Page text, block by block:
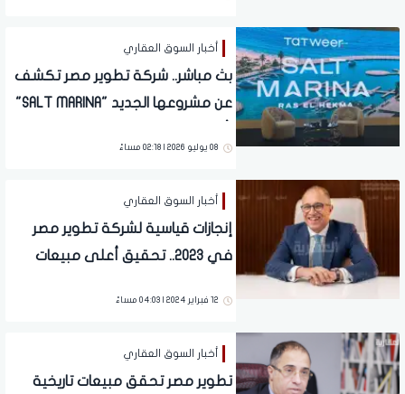
أخبار السوق العقاري
بث مباشر.. شركة تطوير مصر تكشف
عن مشروعها الجديد "SALT MARINA"
08 يوليو 2026 | 02:18 مساءً
أخبار السوق العقاري
إنجازات قياسية لشركة تطوير مصر
في 2023.. تحقيق أعلى مبيعات
12 فبراير 2024 | 04:03 مساءً
أخبار السوق العقاري
تطوير مصر تحقق مبيعات تاريخية